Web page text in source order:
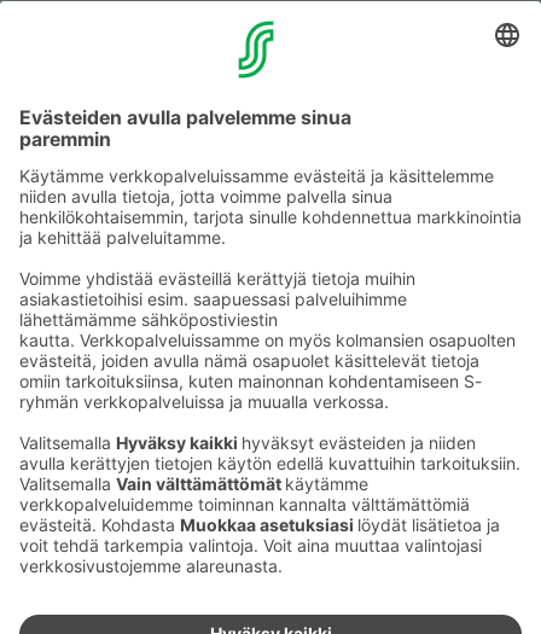
Muuta eväs­tea­se­tuk­sia & eväs­tein­for­maa­tio
Tie­to­suo­ja­se­loste (Arina)
Kaup­pa­kes­kus
Ma-pe
9–20
La
9–19
Su
11–18
Katso poik­keus­au­kio­lottäältä
Iso­katu 22–25,
90100 Oulu